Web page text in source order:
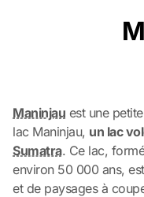
Maninjau est une
lac Maninjau, un lac
Sumatra. Ce lac,
environ 50 000 ans,
et de paysages à